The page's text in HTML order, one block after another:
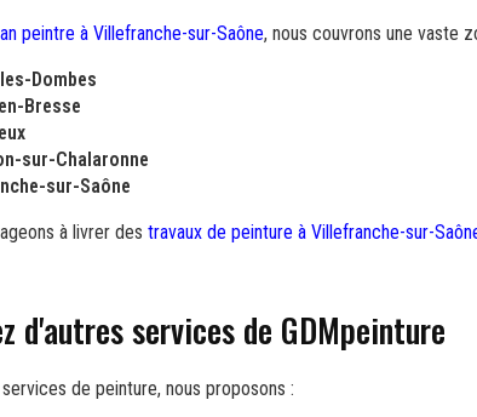
peintre à Villefranche-sur-Saône, nous couvrons une vaste
Dombes
Bresse
sur-Chalaronne
sur-Saône
à livrer des travaux de peinture à Villefranche-sur-
d'autres services de GDMpeinture
de peinture, nous proposons :